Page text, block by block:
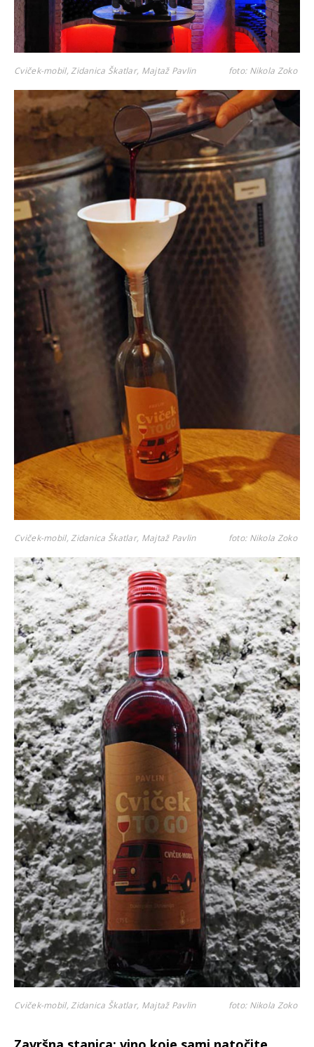
Cviček-mobil, Zidanica Škatlar, Majtaž Pavlin foto: Nikola Zoko
Cviček-mobil, Zidanica Škatlar, Majtaž Pavlin foto: Nikola Zoko
Cviček-mobil, Zidanica Škatlar, Majtaž Pavlin foto: Nikola Zoko